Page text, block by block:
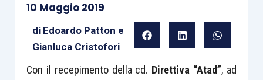
10 Maggio 2019
di Edoardo Patton e
Gianluca Cristofori
Con il recepimento della cd. Direttiva “Atad”, ad